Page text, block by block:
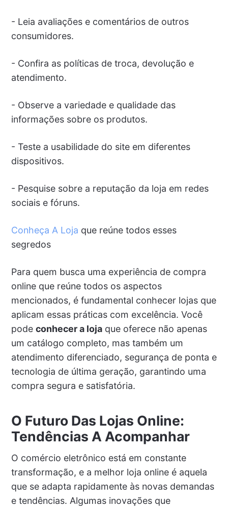
- Leia avaliações e comentários de outros
consumidores.
- Confira as políticas de troca, devolução e
atendimento.
- Observe a variedade e qualidade das
informações sobre os produtos.
- Teste a usabilidade do site em diferentes
dispositivos.
- Pesquise sobre a reputação da loja em redes
sociais e fóruns.
Conheça A Loja que reúne todos esses
segredos
Para quem busca uma experiência de compra
online que reúne todos os aspectos
mencionados, é fundamental conhecer lojas que
aplicam essas práticas com excelência. Você
pode conhecer a lojaque oferece não apenas
um catálogo completo, mas também um
atendimento diferenciado, segurança de ponta e
tecnologia de última geração, garantindo uma
compra segura e satisfatória.
O Futuro Das Lojas Online:
Tendências A Acompanhar
O comércio eletrônico está em constante
transformação, e a melhor loja online é aquela
que se adapta rapidamente às novas demandas
e tendências. Algumas inovações que